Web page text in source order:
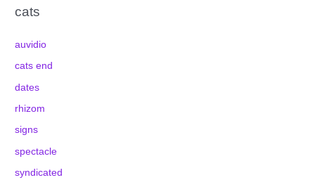
cats
auvidio
cats end
dates
rhizom
signs
spectacle
syndicated